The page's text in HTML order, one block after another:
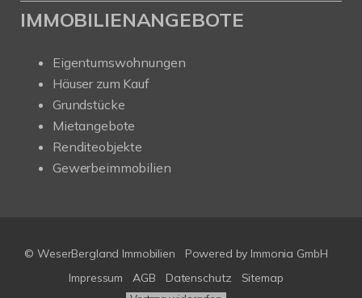
IMMOBILIENANGEBOTE
Eigentumswohnungen
Häuser zum Kauf
Grundstücke
Mietangebote
Renditeobjekte
Gewerbeimmobilien
© WeserBergland Immobilien Powered by Immonia GmbH
Impressum
AGB Datenschutz Sitemap